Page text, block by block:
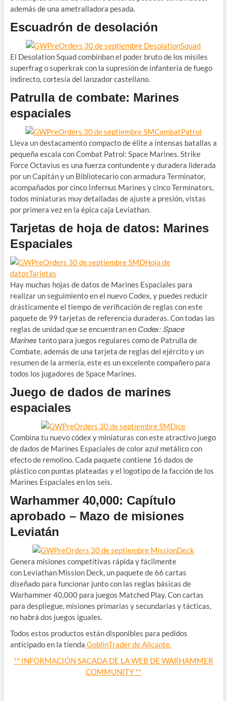
además de una ametralladora pesada.
Escuadrón de desolación
El Desolation Squad combinban el poder bruto de los misiles
superfrag o superkrak con la supresión de infantería de fuego
indirecto, cortesía del lanzador castellano.
Patrulla de combate: Marines
espaciales
Lleva un destacamento compacto de élite a intensas batallas a
pequeña escala con Combat Patrol: Space Marines. Strike
Force Octavius ​​es una fuerza contundente y duradera liderada
por un Capitán y un Bibliotecario con armadura Terminator,
acompañados por cinco Infernus Marines y cinco Terminators,
todos miniaturas muy detalladas de ajuste a presión, vistas
por primera vez en la épica caja Leviathan.
Tarjetas de hoja de datos: Marines
Espaciales
Hay muchas hojas de datos de Marines Espaciales para
realizar un seguimiento en el nuevo Codex, y puedes reducir
drásticamente el tiempo de verificación de reglas con este
paquete de 99 tarjetas de referencia duraderas. Con todas las
reglas de unidad que se encuentran en Codex: Space
Marines tanto para juegos regulares como de Patrulla de
Combate, además de una tarjeta de reglas del ejército y un
resumen de la armería, este es un excelente compañero para
todos los jugadores de Space Marines.
Juego de dados de marines
espaciales
Combina tu nuevo códex y miniaturas con este atractivo juego
de dados de Marines Espaciales de color azul metálico con
efecto de remolino. Cada paquete contiene 16 dados de
plástico con puntas plateadas y el logotipo de la facción de los
Marines Espaciales en los seis.
Warhammer 40,000: Capítulo
aprobado – Mazo de misiones
Leviatán
Genera misiones competitivas rápida y fácilmente
con Leviathan Mission Deck, un paquete de 66 cartas
diseñado para funcionar junto con las reglas básicas de
Warhammer 40,000 para juegos Matched Play. Con cartas
para despliegue, misiones primarias y secundarias y tácticas,
no habrá dos juegos iguales.
Todos estos productos están disponibles para pedidos
anticipado en la tienda GoblinTrader de Alicante.
** INFORMACIÓN SACADA DE LA WEB DE WARHAMMER
COMMUNITY **